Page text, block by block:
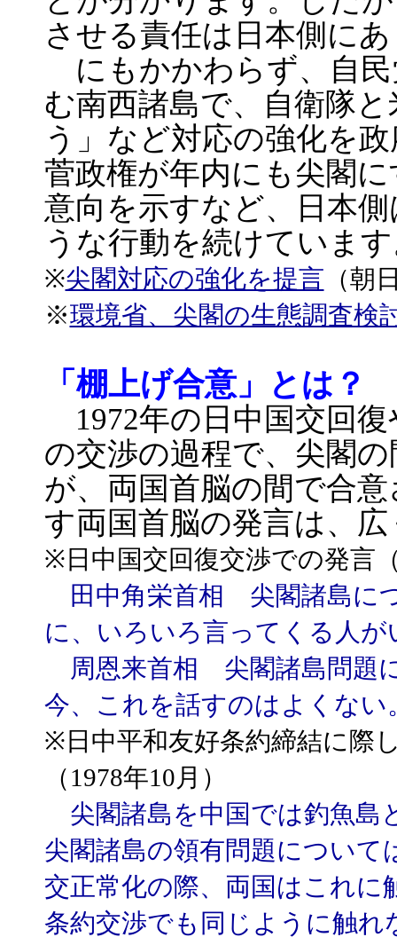
させる責任は日本側に
にもかかわらず、自民
む南西諸島で、自衛隊
う」など対応の強化を
菅政権が年内にも尖閣
意向を示すなど、日本
うな行動を続けていま
※尖閣対応の強化を提言 （朝
※環境省、尖閣の生態調査検
「棚上げ合意」とは？
1972年の日中国交回復
の交渉の過程で、尖閣
が、両国首脳の間で合
す両国首脳の発言は、
※ 日中国交回復交渉での発言
田中角栄首相 尖閣諸島に
に、いろいろ言ってくる人が
周恩来首相 尖閣諸島問題
今、これを話すのはよくない
※ 日中平和友好条約締結に際
（1978年10月）
尖閣諸島を中国では釣魚島
尖閣諸島の領有問題について
交正常化の際、両国はこれに
条約交渉でも同じように触